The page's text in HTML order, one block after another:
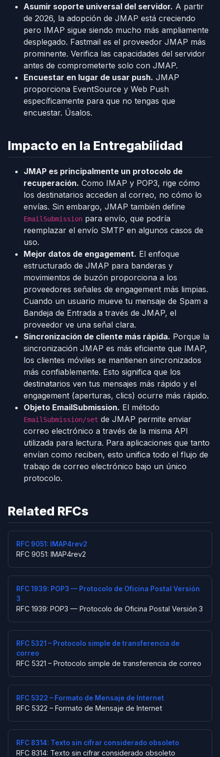
Asumir soporte universal del servidor. A partir
de 2026, la adopción de JMAP está creciendo
pero IMAP sigue siendo mucho más ampliamente
desplegado. Fastmail es el proveedor JMAP más
prominente. Verifica las capacidades del servidor
antes de comprometerte solo con JMAP.
Encuestar en lugar de usar push. JMAP
proporciona EventSource y Web Push
específicamente para que no tengas que
encuestar. Úsalos.
Impacto en la Entregabilidad
JMAP es principalmente un protocolo de
recuperación. Como IMAP y POP3, rige cómo
los destinatarios acceden al correo, no cómo lo
envías. Sin embargo, JMAP también define
EmailSubmission para envío, que podría
reemplazar el envío SMTP en algunos casos de
uso.
Mejor datos de engagement. El enfoque
estructurado de JMAP para banderas y
movimientos de buzón proporciona a los
proveedores señales de engagement más limpias.
Cuando un usuario mueve tu mensaje de Spam a
Bandeja de Entrada a través de JMAP, el
proveedor ve una señal clara.
Sincronización de cliente más rápida. Porque la
sincronización JMAP es más eficiente que IMAP,
los clientes móviles se mantienen sincronizados
más confiablemente. Esto significa que los
destinatarios ven tus mensajes más rápido y el
engagement (aperturas, clics) ocurre más rápido.
Objeto EmailSubmission. El método
EmailSubmission/set de JMAP permite enviar
correo electrónico a través de la misma API
utilizada para lectura. Para aplicaciones que tanto
envían como reciben, esto unifica todo el flujo de
trabajo de correo electrónico bajo un único
protocolo.
Related RFCs
RFC 9051: IMAP4rev2
RFC 9051: IMAP4rev2
RFC 1939: POP3 — Protocolo de Oficina Postal Versión
3
RFC 1939: POP3 — Protocolo de Oficina Postal Versión 3
RFC 5321 – Protocolo simple de transferencia de
correo
RFC 5321 – Protocolo simple de transferencia de correo
RFC 5322 – Formato de Mensaje de Internet
RFC 5322 – Formato de Mensaje de Internet
RFC 8314: Texto sin cifrar considerado obsoleto
RFC 8314: Texto sin cifrar considerado obsoleto